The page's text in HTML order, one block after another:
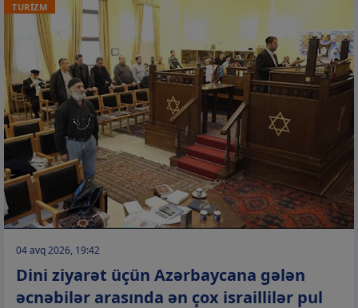
TURİZM
04 avq 2026, 19:42
Dini ziyarət üçün Azərbaycana gələn
əcnəbilər arasında ən çox israillilər pul